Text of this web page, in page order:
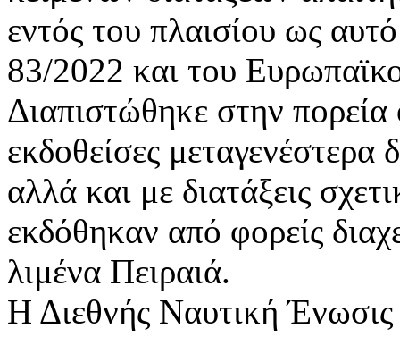
εντός του πλαισίου ως
83/2022 και του
Διαπιστώθηκε στην
εκδοθείσες μεταγενέστερα
αλλά και με διατάξεις
εκδόθηκαν από φορείς
λιμένα Πειραιά.
Η Διεθνής Ναυτική Ένωσις